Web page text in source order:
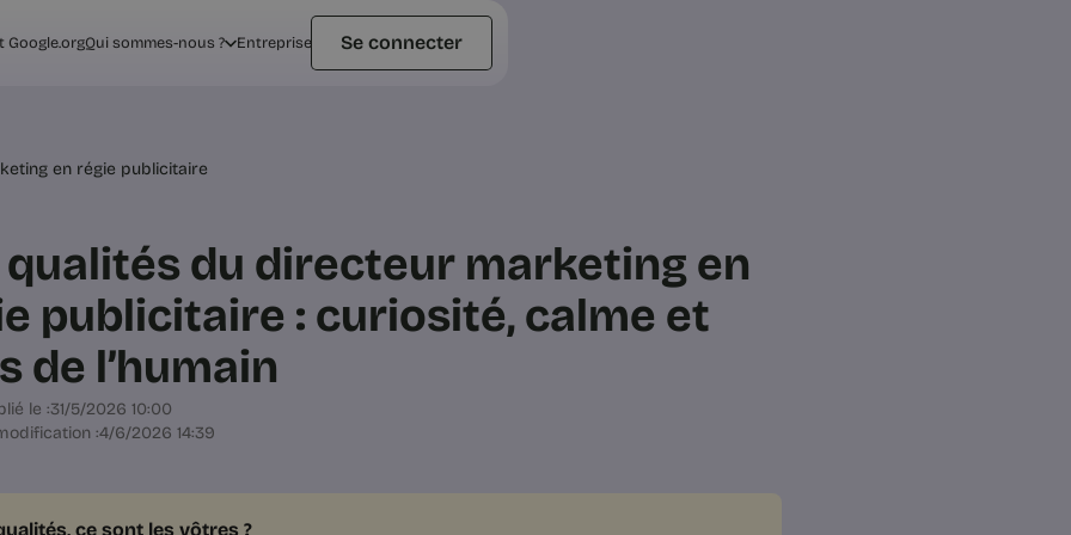
Google.orgQui sommes-nous ? Entreprise Se connecter
en régie publicitaire
qualités du directeur marketing en
publicitaire : curiosité, calme et
de l’humain
le :31/5/2026 10:00
:4/6/2026 14:39
ce sont les vôtres ?